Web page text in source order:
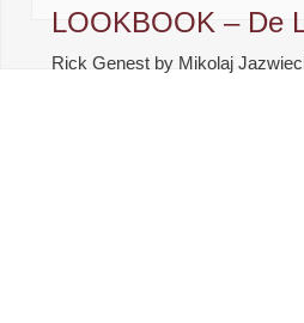
LOOKBOOK – De
Rick Genest by Mikolaj